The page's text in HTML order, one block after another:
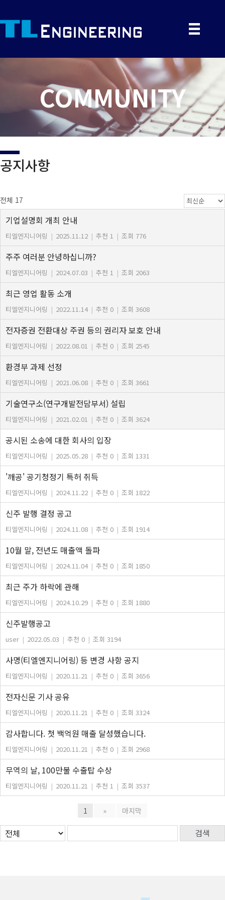
COMMUNITY
공지사항
전체 17
기업설명회 개최 안내
티엘엔지니어링 | 2025.11.12 | 추천 1 | 조회 776
주주 여러분 안녕하십니까?
티엘엔지니어링 | 2024.07.03 | 추천 1 | 조회 2063
최근 영업 활동 소개
티엘엔지니어링 | 2022.11.14 | 추천 0 | 조회 3608
전자증권 전환대상 주권 등의 권리자 보호 안내
티엘엔지니어링 | 2022.08.01 | 추천 0 | 조회 2545
환경부 과제 선정
티엘엔지니어링 | 2021.06.08 | 추천 0 | 조회 3661
기술연구소(연구개발전담부서) 설립
티엘엔지니어링 | 2021.02.01 | 추천 0 | 조회 3624
공시된 소송에 대한 회사의 입장
티엘엔지니어링 | 2025.05.28 | 추천 0 | 조회 1331
'깨공' 공기청정기 특허 취득
티엘엔지니어링 | 2024.11.22 | 추천 0 | 조회 1822
신주 발행 결정 공고
티엘엔지니어링 | 2024.11.08 | 추천 0 | 조회 1914
10월 말, 전년도 매출액 돌파
티엘엔지니어링 | 2024.11.04 | 추천 0 | 조회 1850
최근 주가 하락에 관해
티엘엔지니어링 | 2024.10.29 | 추천 0 | 조회 1880
신주발행공고
user | 2022.05.03 | 추천 0 | 조회 3194
사명(티엘엔지니어링) 등 변경 사항 공지
티엘엔지니어링 | 2020.11.21 | 추천 0 | 조회 3656
전자신문 기사 공유
티엘엔지니어링 | 2020.11.21 | 추천 0 | 조회 3324
감사합니다. 첫 백억원 매출 달성했습니다.
티엘엔지니어링 | 2020.11.21 | 추천 0 | 조회 2968
무역의 날, 100만불 수출탑 수상
티엘엔지니어링 | 2020.11.21 | 추천 1 | 조회 3537
1 » 마지막
검색